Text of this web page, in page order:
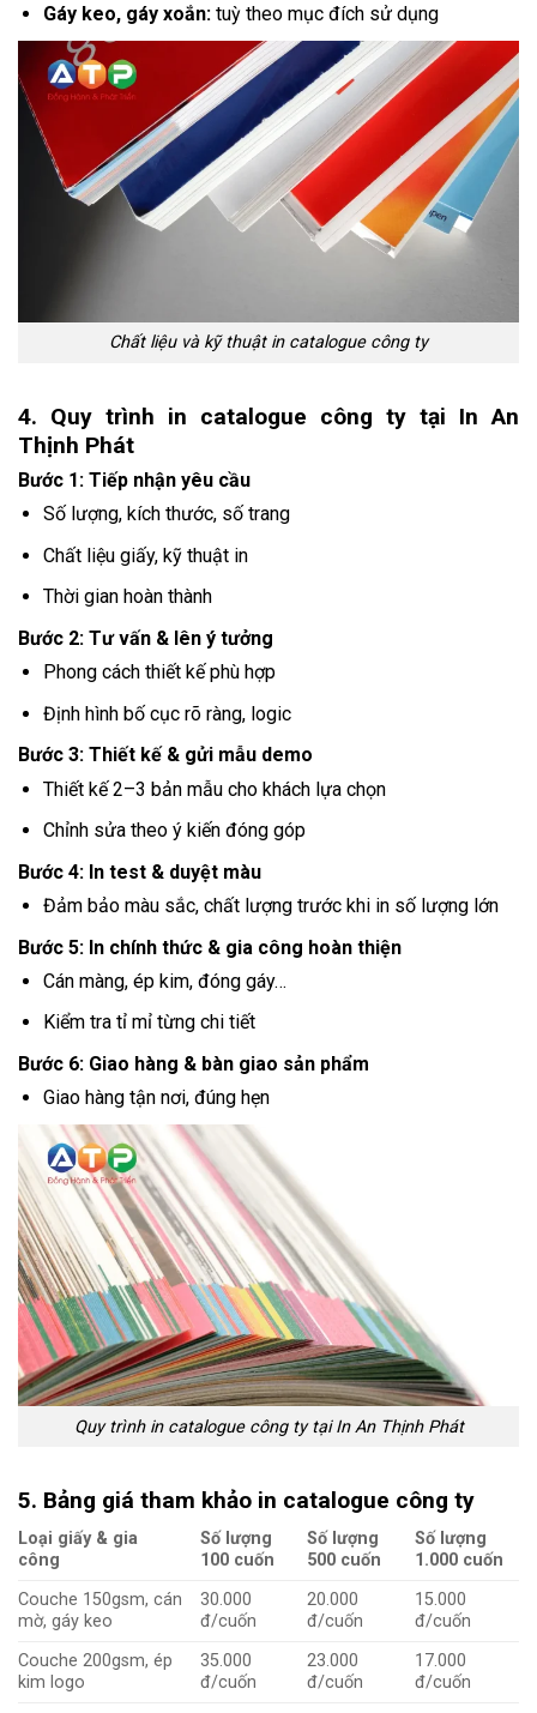
Gáy keo, gáy xoắn:tuỳ theo mục đích sử dụng
Chất liệu và kỹ thuật in catalogue công ty
4. Quy trình in catalogue công ty tại In An
Thịnh Phát
Bước 1: Tiếp nhận yêu cầu
Số lượng, kích thước, số trang
Chất liệu giấy, kỹ thuật in
Thời gian hoàn thành
Bước 2: Tư vấn & lên ý tưởng
Phong cách thiết kế phù hợp
Định hình bố cục rõ ràng, logic
Bước 3: Thiết kế & gửi mẫu demo
Thiết kế 2–3 bản mẫu cho khách lựa chọn
Chỉnh sửa theo ý kiến đóng góp
Bước 4: In test & duyệt màu
Đảm bảo màu sắc, chất lượng trước khi in số lượng lớn
Bước 5: In chính thức & gia công hoàn thiện
Cán màng, ép kim, đóng gáy…
Kiểm tra tỉ mỉ từng chi tiết
Bước 6: Giao hàng & bàn giao sản phẩm
Giao hàng tận nơi, đúng hẹn
Quy trình in catalogue công ty tại In An Thịnh Phát
5. Bảng giá tham khảo in catalogue công ty
Loại giấy & gia
công
Số lượng
100 cuốn
Số lượng
500 cuốn
Số lượng
1.000 cuốn
Couche 150gsm, cán
mờ, gáy keo
30.000
đ/cuốn
20.000
đ/cuốn
15.000
đ/cuốn
Couche 200gsm, ép
kim logo
35.000
đ/cuốn
23.000
đ/cuốn
17.000
đ/cuốn